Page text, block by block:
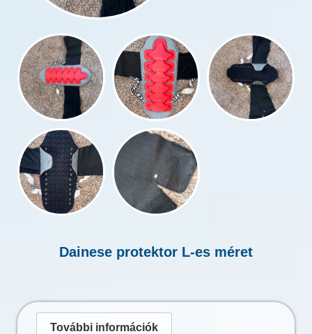
Dainese protektor L-es méret
További információk